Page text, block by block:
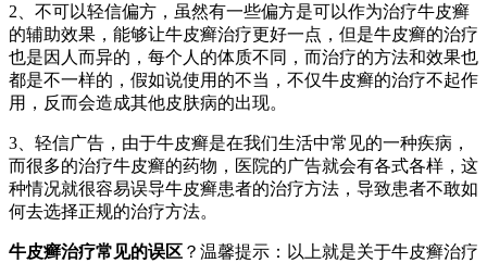
2、不可以轻信偏方，虽然有一些偏方是可以作为治疗牛皮癣
的辅助效果，能够让牛皮癣治疗更好一点，但是牛皮癣的治疗
也是因人而异的，每个人的体质不同，而治疗的方法和效果也
都是不一样的，假如说使用的不当，不仅牛皮癣的治疗不起作
用，反而会造成其他皮肤病的出现。
3、轻信广告，由于牛皮癣是在我们生活中常见的一种疾病，
而很多的治疗牛皮癣的药物，医院的广告就会有各式各样，这
种情况就很容易误导牛皮癣患者的治疗方法，导致患者不敢如
何去选择正规的治疗方法。
牛皮癣治疗常见的误区 ？温馨提示：以上就是关于牛皮癣治疗